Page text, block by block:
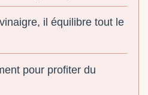
il équilibre tout le
pour profiter du